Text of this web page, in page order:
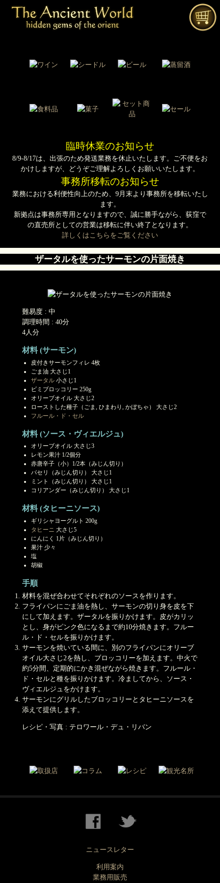
臨時休業のお知らせ
8/9-8/17は、出張のため発送業務を休止いたします。ご不便をお
かけしますが、どうぞご理解よろしくお願いいたします。
事務所移転のお知らせ
業務における利便性向上のため、9月末より事務所を移転いたし
ます。
新拠点は事務所専用となりますので、誠に勝手ながら、荻窪で
の直売所としての営業は移転に伴い終了となります。
詳しくはこちらをご覧ください
ザータルを使ったサーモンの片面焼き
難易度 : 中
調理時間 : 40分
4人分
材料 (サーモン)
皮付きサーモンフィレ 4枚
ごま油 大さじ1
ザータル小さじ1
ビミブロッコリー 250g
オリーブオイル 大さじ2
ローストした種子（ごま, ひまわり, かぼちゃ） 大さじ2
フルール・ド・セル
材料 (ソース・ヴィエルジュ)
オリーブオイル 大さじ3
レモン果汁 1/2個分
赤唐辛子（小）1/2本（みじん切り）
パセリ（みじん切り） 大さじ1
ミント（みじん切り） 大さじ1
コリアンダー（みじん切り） 大さじ1
材料 (タヒーニソース)
ギリシャヨーグルト 200g
タヒーニ 大さじ5
にんにく 1片（みじん切り）
果汁 少々
塩
胡椒
手順
材料を混ぜ合わせてそれぞれのソースを作ります。
フライパンにごま油を熱し、サーモンの切り身を皮を下
にして加えます。ザータルを振りかけます。皮がカリッ
とし、身がピンク色になるまで約10分焼きます。フルー
ル・ド・セルを振りかけます。
サーモンを焼いている間に、別のフライパンにオリーブ
オイル大さじ2を熱し、ブロッコリーを加えます。中火で
約5分間、定期的にかき混ぜながら焼きます。フルール・
ド・セルと種を振りかけます。冷ましてから、ソース・
ヴィエルジュをかけます。
サーモンにグリルしたブロッコリーとタヒーニソースを
添えて提供します。
レシピ・写真 : テロワール・デュ・リバン
ニュースレター
利用案内
業務用販売